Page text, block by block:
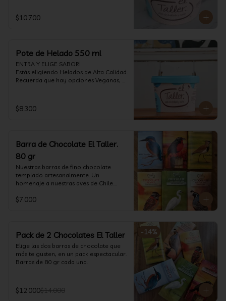
calidad, al centro una bomba de
chocolate blanco relleno de crema de
$10.700
Pote de Helado 550 ml
ENTRA Y ELIGE SABOR!
Estás eligiendo Helados de Alta Calidad.
Recuerda que hay opciones Veganas,
$8.300
Barra de Chocolate El Taller.
80 gr
Nuestras barras de fino chocolate
templado artesanalmente. Un
homenaje a nuestras aves de Chile.
$7.000
-14%
Pack de 2 Chocolates El Taller
Elige las dos barras de chocolate que
más te gusten, en un pack espectacular.
Barras de 80 gr cada una.
$12.000$14.000